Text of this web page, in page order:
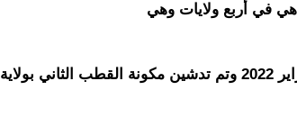
هي في أربع ولايات وهي
روصو تم تدشين القطب الإعلامي الأول يوم الجمعة 17 فبراير 2022 وتم تدشين مكونة القطب الثاني بولاية